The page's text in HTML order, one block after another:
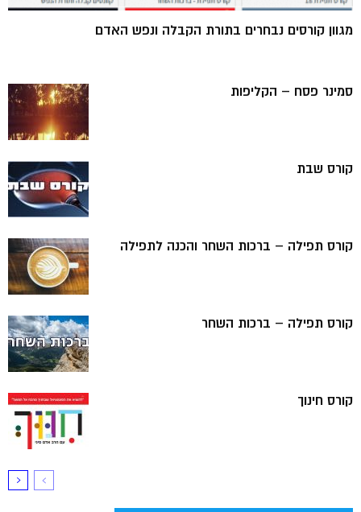
מגוון קורסים נבחרים בתורת הקבלה ונפש האדם
סמינר פסח – הקליפות
קורס שבת
קורס תפילה – ברכות השחר והכנה לתפילה
קורס תפילה – ברכות השחר
קורס חינוך